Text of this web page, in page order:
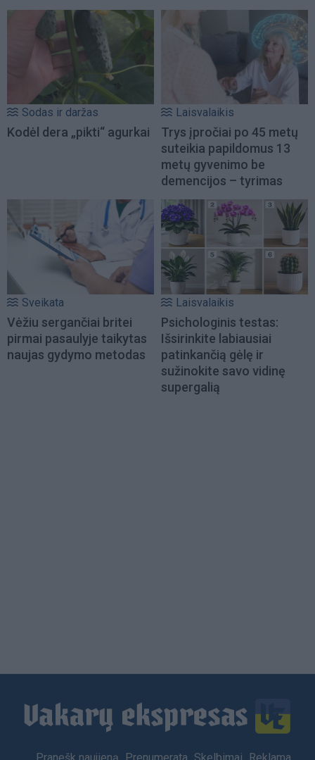
Sodas ir daržas
Kodėl dera „pikti“ agurkai
Laisvalaikis
Trys įpročiai po 45 metų
suteikia papildomus 13
metų gyvenimo be
demencijos – tyrimas
Sveikata
Vėžiu sergančiai britei
pirmai pasaulyje taikytas
naujas gydymo metodas
Laisvalaikis
Psichologinis testas:
Išsirinkite labiausiai
patinkančią gėlę ir
sužinokite savo vidinę
supergalią
Footer